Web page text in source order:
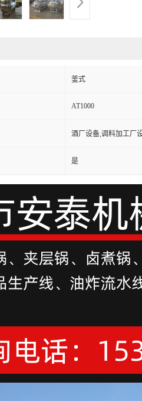
釜式
AT1000
酒厂设备,调料加工厂
是